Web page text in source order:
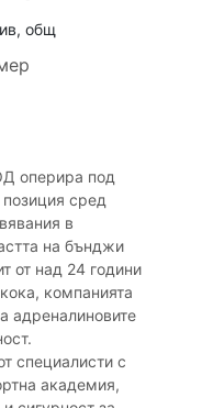
общ
оперира под
сред
в
на бънджи
от над 24 години
компанията
адреналиновите
специалисти с
академия,